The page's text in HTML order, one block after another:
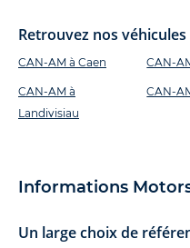
Retrouvez nos
CAN-AM à Caen
CAN-AM à
Landivisiau
CAN-
CAN-
Informations
Un large choix de